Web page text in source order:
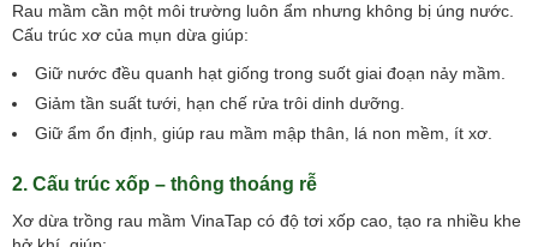
Rau mầm cần một môi trường luôn ẩm nhưng không bị úng nước.
Cấu trúc xơ của mụn dừa giúp:
Giữ nước đều quanh hạt giống trong suốt giai đoạn nảy mầm.
Giảm tần suất tưới, hạn chế rửa trôi dinh dưỡng.
Giữ ẩm ổn định, giúp rau mầm mập thân, lá non mềm, ít xơ.
2. Cấu trúc xốp – thông thoáng rễ
Xơ dừa trồng rau mầm VinaTap có độ tơi xốp cao, tạo ra nhiều khe